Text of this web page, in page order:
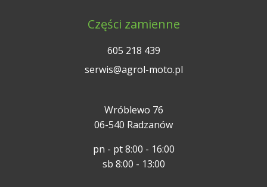
Części zamienne
605 218 439
serwis@agrol-moto.pl
Wróblewo 76
06-540 Radzanów
pn - pt 8:00 - 16:00
sb 8:00 - 13:00